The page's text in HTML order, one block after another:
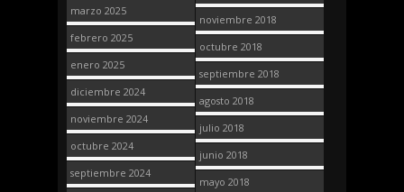
marzo 2025
febrero 2025
enero 2025
diciembre 2024
noviembre 2024
octubre 2024
septiembre 2024
noviembre 2018
octubre 2018
septiembre 2018
agosto 2018
julio 2018
junio 2018
mayo 2018